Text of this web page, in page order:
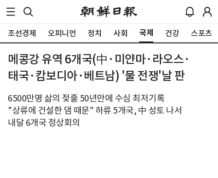
조선경제 오피니언 정치 사회 국제 건강 스포츠
메콩강 유역 6개국(中·미얀마·라오스·
태국·캄보디아·베트남) '물 전쟁'날 판
6500만명 삶의 젖줄 50년만에 수심 최저기록
"상류에 건설한 댐 때문" 하류 5개국, 中 성토 나서
내달 6개국 정상회의